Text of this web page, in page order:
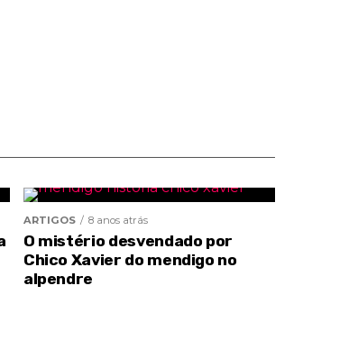
ARTIGOS 8 anos atrás
O mistério desvendado por
Chico Xavier do mendigo no
alpendre